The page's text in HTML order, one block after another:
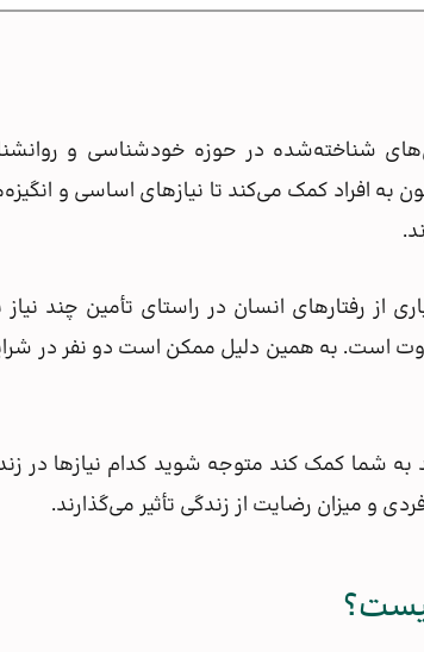
شناخته‌شده در حوزه خودشناسی و
افراد کمک می‌کند تا نیازهای اساسی و
از رفتارهای انسان در راستای تأمین چند نیاز
است. به همین دلیل ممکن است دو نفر در
به شما کمک کند متوجه شوید کدام نیازها در
و میزان رضایت از زندگی تأثیر می‌گذارند.